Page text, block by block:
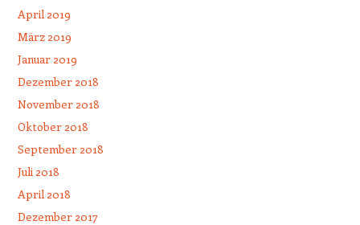
April 2019
März 2019
Januar 2019
Dezember 2018
November 2018
Oktober 2018
September 2018
Juli 2018
April 2018
Dezember 2017